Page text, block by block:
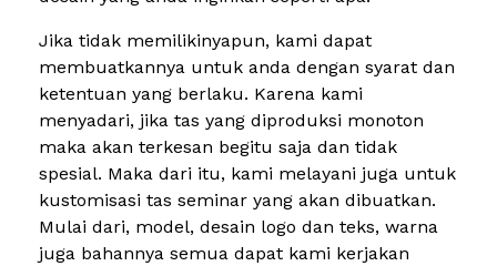
Jika tidak memilikinyapun, kami dapat
membuatkannya untuk anda dengan syarat dan
ketentuan yang berlaku. Karena kami
menyadari, jika tas yang diproduksi monoton
maka akan terkesan begitu saja dan tidak
spesial. Maka dari itu, kami melayani juga untuk
kustomisasi tas seminar yang akan dibuatkan.
Mulai dari, model, desain logo dan teks, warna
juga bahannya semua dapat kami kerjakan